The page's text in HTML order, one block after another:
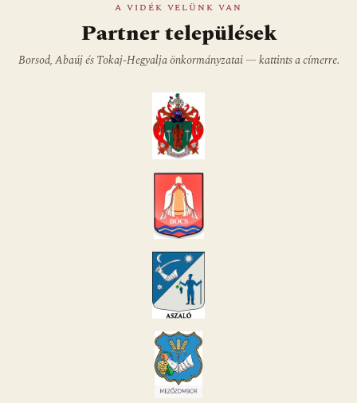
A VIDÉK VELÜNK VAN
Partner települések
Borsod, Abaúj és Tokaj-Hegyalja önkormányzatai — kattints a címerre.